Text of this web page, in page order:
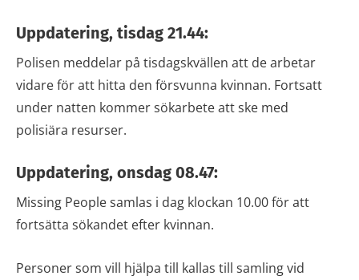
Uppdatering, tisdag 21.44:
Polisen meddelar på tisdagskvällen att de arbetar
vidare för att hitta den försvunna kvinnan. Fortsatt
under natten kommer sökarbete att ske med
polisiära resurser.
Uppdatering, onsdag 08.47:
Missing People samlas i dag klockan 10.00 för att
fortsätta sökandet efter kvinnan.
Personer som vill hjälpa till kallas till samling vid